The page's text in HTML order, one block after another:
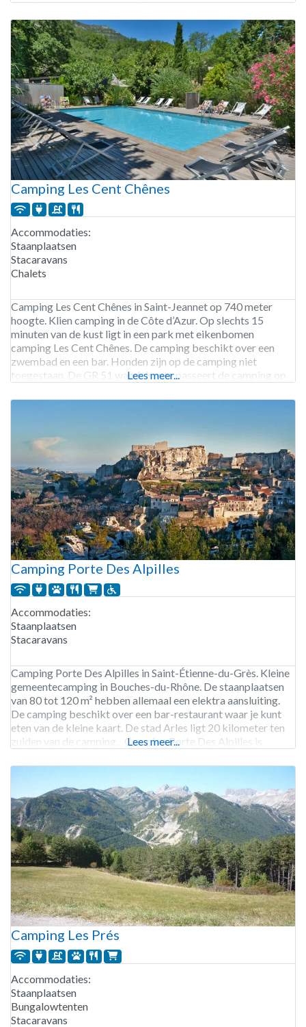
Camping Les Cent Chênes
Accommodaties:
Staanplaatsen
Stacaravans
Chalets
Camping Les Cent Chênes in Saint-Jeannet op 740 meter
hoogte. Klien camping in de Côte d’Azur. Op slechts 15
minuten van de kust ligt in een park met eikenbomen
camping Les Cent Chênes. De camping beschikt over een
zwembad en een bar. Honden zijn op de camping niet
toegestaan. De GR 51 wandelroute passeert de camping op
Lees meer...
Camping Porte Des Alpilles
Accommodaties:
Staanplaatsen
Stacaravans
Camping Porte Des Alpilles in Saint-Étienne-du-Grès. Kleine
gemeentecamping in Bouches-du-Rhône. De staanplaatsen
van 80 tot 120 m² hebben allemaal een elektra aansluiting.
De camping beschikt over een bar-restaurant waar je kunt
eten van de kleine kaart. De stad Arles ligt 20 kilometer ten
zuiden van de camping. Camping Porte Des Alpilles is
Lees meer...
Camping Les Prés
Accommodaties:
Staanplaatsen
Bungalowtenten
Stacaravans